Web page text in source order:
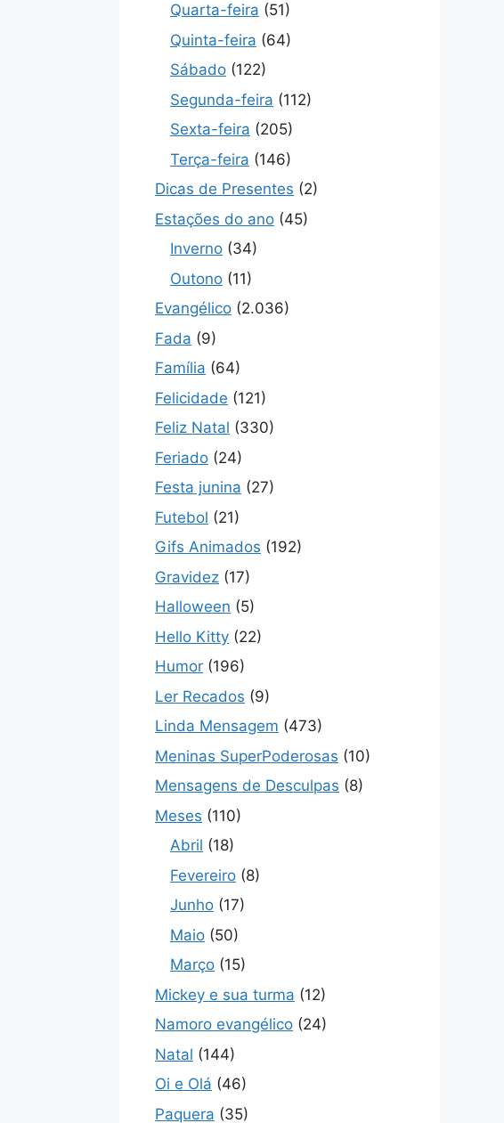
Quarta-feira (51)
Quinta-feira (64)
Sábado (122)
Segunda-feira (112)
Sexta-feira (205)
Terça-feira (146)
Dicas de Presentes (2)
Estações do ano (45)
Inverno (34)
Outono (11)
Evangélico (2.036)
Fada (9)
Família (64)
Felicidade (121)
Feliz Natal (330)
Feriado (24)
Festa junina (27)
Futebol (21)
Gifs Animados (192)
Gravidez (17)
Halloween (5)
Hello Kitty (22)
Humor (196)
Ler Recados (9)
Linda Mensagem (473)
Meninas SuperPoderosas (10)
Mensagens de Desculpas (8)
Meses (110)
Abril (18)
Fevereiro (8)
Junho (17)
Maio (50)
Março (15)
Mickey e sua turma (12)
Namoro evangélico (24)
Natal (144)
Oi e Olá (46)
Paquera (35)